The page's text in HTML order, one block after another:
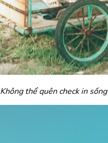
Không thể quên check in